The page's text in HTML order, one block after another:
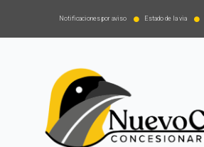
Notificaciones por aviso Estado de la via